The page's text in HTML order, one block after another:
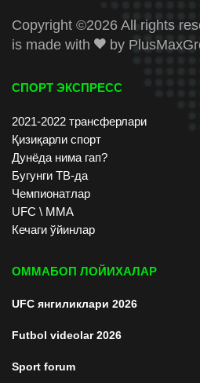
Copyright ©2026 All rights
is made with
by
СПОРТ ЭКСПРЕСС
2021-2022 трансферлари
Қизиқарли спорт
Дунёда нима гап?
Бугунги ТВ-да
Чемпионатлар
UFC \ ММА
Кечаги ўйинлар
ОММАБОП ЛОЙИХАЛАР
UFC янгиликлари 2026
Futbol videolar 2026
Sport forum